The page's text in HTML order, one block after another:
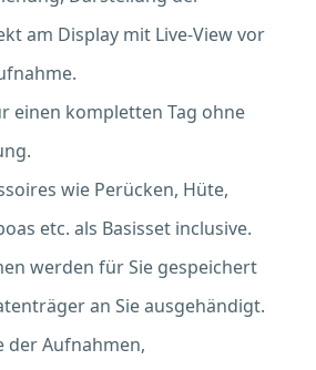
am Display mit Live-View vor
einen kompletten Tag ohne
wie Perücken, Hüte,
etc. als Basisset inclusive.
werden für Sie gespeichert
an Sie ausgehändigt.
der Aufnahmen,